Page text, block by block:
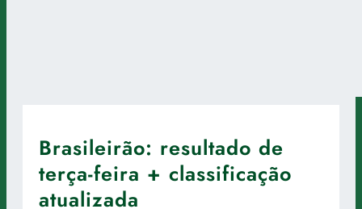
Brasileirão: resultado de
terça-feira + classificação
atualizada